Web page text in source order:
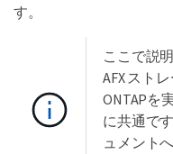
す。
ここで説
AFX スト
ONTAPを
に共通で
ュメント